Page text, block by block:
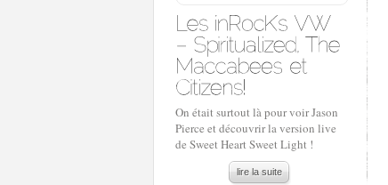
On était surtout là pour voir Jason
Pierce et découvrir la version live
de Sweet Heart Sweet Light !
lire la suite